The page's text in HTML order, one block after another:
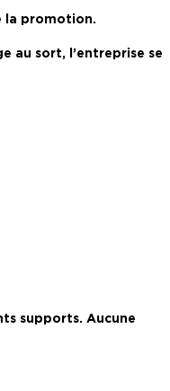
la promotion.
au sort, l’entreprise se
supports. Aucune